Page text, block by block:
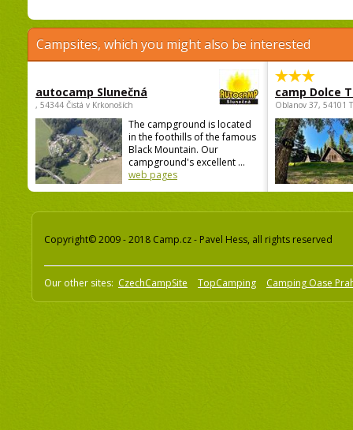
Campsites, which you might also be interested
autocamp Slunečná
, 54344 Čistá v Krkonoších
The campground is located
in the foothills of the famous
Black Mountain. Our
campground's excellent ...
web pages
camp Dolce
Oblanov 37, 54101
Copyright© 2009 - 2018 Camp.cz - Pavel Hess, all rights reserved
Our other sites: CzechCampSite TopCamping Camping Oase